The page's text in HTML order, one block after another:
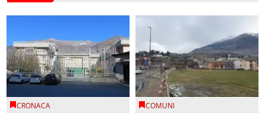
CRONACA COMUNI